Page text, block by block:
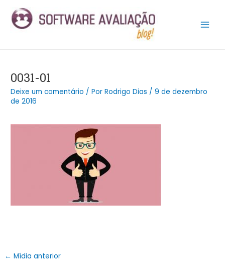
para
0031-01
Deixe um comentário / PorRodrigo Dias /9 de dezembro
de 2016
navigation
← Mídia anterior